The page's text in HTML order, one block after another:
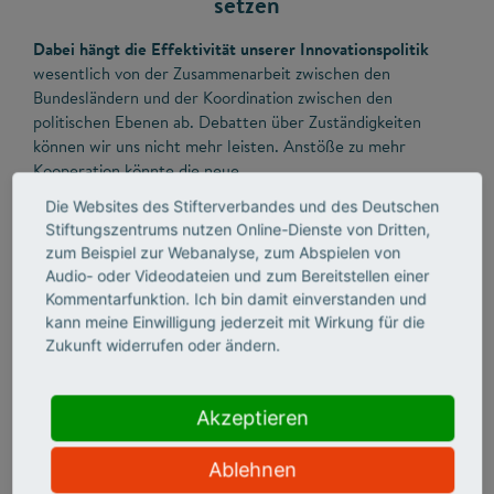
Dabei hängt die Effektivität unserer Innovationspolitik
wesentlich von der Zusammenarbeit zwischen den
Bundesländern und der Koordination zwischen den
politischen Ebenen ab. Debatten über Zuständigkeiten
können wir uns nicht mehr leisten. Anstöße zu mehr
Kooperation könnte die neue
Wissenschaftsministerkonferenz bieten, die Anfang Juli
2024 ihre Arbeit aufnimmt. Klar ist, Deutschland braucht
eine strategische Verankerung und eine institutionelle
Verstetigung bundeslandübergreifender Zusammenarbeit.
Nur so lässt sich eine kritische Masse erreichen und
Deutschland bleibt wettbewerbsfähig im europäischen und
im internationalen Vergleich mit den großen Playern wie
Doch gemeinsames Vorangehenfehlt nicht nur in den
Förderimpulsen und Schwerpunktsetzungen der
Bundesländer, sondern auch zwischen Bund und Ländern.
Die Websites des Stifterverbandes und des Deutschen
Stiftungszentrums nutzen Online-Dienste von Dritten,
zum Beispiel zur Webanalyse, zum Abspielen von
Audio- oder Videodateien und zum Bereitstellen einer
Kommentarfunktion. Ich bin damit einverstanden und
kann meine Einwilligung jederzeit mit Wirkung für die
Zukunft widerrufen oder ändern.
Akzeptieren
Ablehnen